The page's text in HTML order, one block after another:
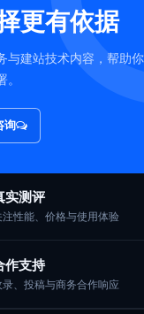
更有依据
与建站技术内容，帮助你
询
实测评
注性能、价格与使用体验
作支持
录、投稿与商务合作响应